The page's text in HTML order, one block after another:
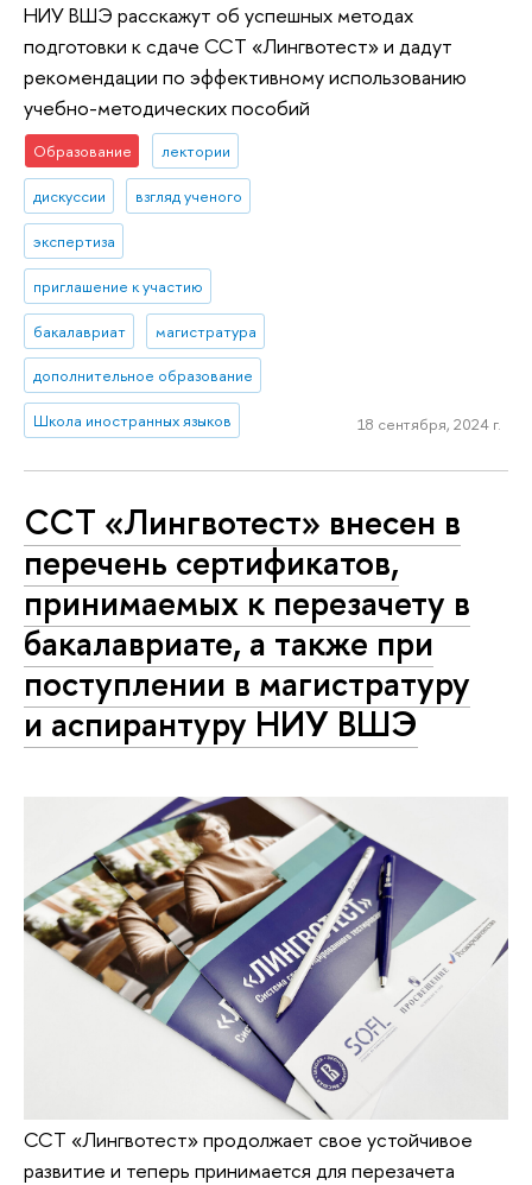
НИУ ВШЭ расскажут об успешных методах
подготовки к сдаче ССТ «Лингвотест» и дадут
рекомендации по эффективному использованию
учебно-методических пособий
Образование лектории
дискуссии взгляд ученого
экспертиза
приглашение к участию
бакалавриат магистратура
дополнительное образование
Школа иностранных языков 18 сентября, 2024 г.
ССТ «Лингвотест» внесен в
перечень сертификатов,
принимаемых к перезачету в
бакалавриате, а также при
поступлении в магистратуру
и аспирантуру НИУ ВШЭ
ССТ «Лингвотест» продолжает свое устойчивое
развитие и теперь принимается для перезачета